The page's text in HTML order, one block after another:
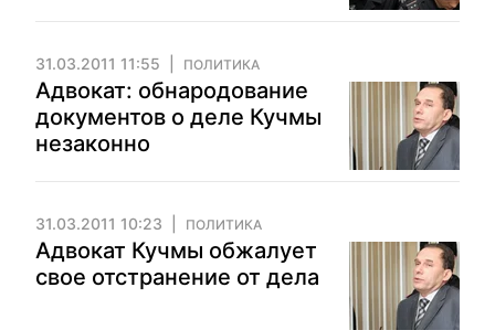
31.03.2011 11:55 ПОЛИТИКА
Адвокат: обнародование
документов о деле Кучмы
незаконно
31.03.2011 10:23 ПОЛИТИКА
Адвокат Кучмы обжалует
свое отстранение от дела